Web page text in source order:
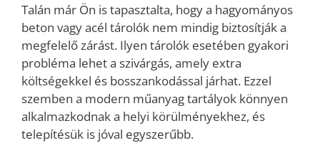
Talán már Ön is tapasztalta, hogy a hagyományos
beton vagy acél tárolók nem mindig biztosítják a
megfelelő zárást. Ilyen tárolók esetében gyakori
probléma lehet a szivárgás, amely extra
költségekkel és bosszankodással járhat. Ezzel
szemben a modern műanyag tartályok könnyen
alkalmazkodnak a helyi körülményekhez, és
telepítésük is jóval egyszerűbb.